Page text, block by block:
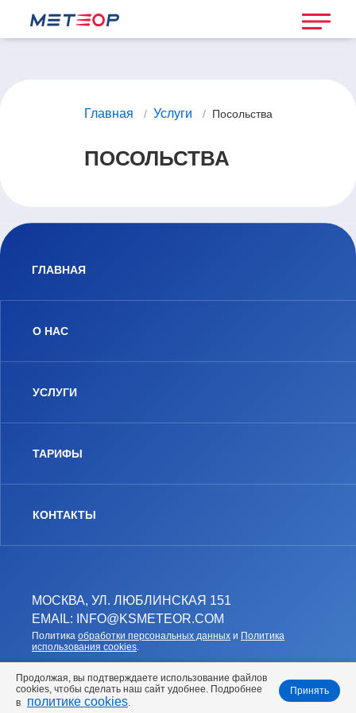
Главная / Услуги / Посольства
ПОСОЛЬСТВА
МОСКВА, УЛ. ЛЮБЛИНСКАЯ 151
EMAIL: INFO@KSMETEOR.COM
Политика обработки персональных данных и Политика
использования cookies
ГЛАВНАЯ
О НАС
УСЛУГИ
ТАРИФЫ
КОНТАКТЫ
Продолжая, вы подтверждаете использование файлов
cookies, чтобы сделать наш сайт удобнее. Подробнее
в
политике cookies.
Принять